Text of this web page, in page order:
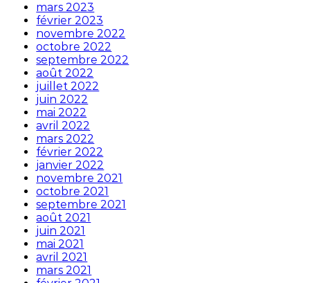
mars 2023
février 2023
novembre 2022
octobre 2022
septembre 2022
août 2022
juillet 2022
juin 2022
mai 2022
avril 2022
mars 2022
février 2022
janvier 2022
novembre 2021
octobre 2021
septembre 2021
août 2021
juin 2021
mai 2021
avril 2021
mars 2021